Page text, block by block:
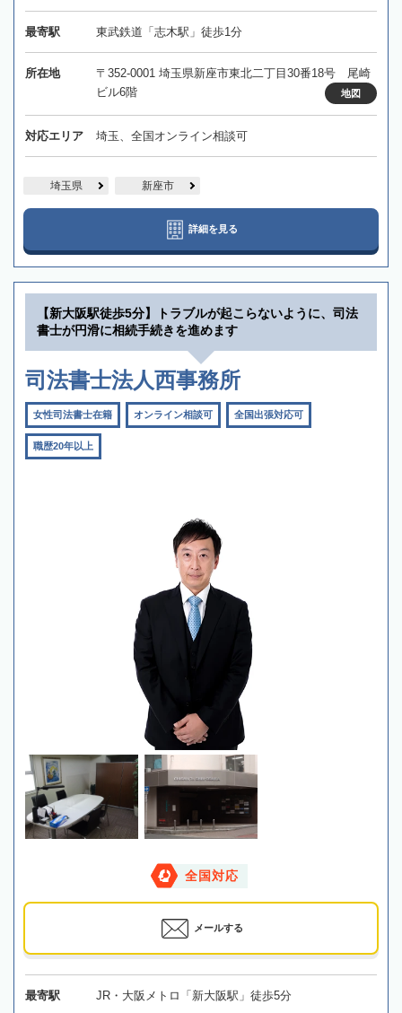
最寄駅 東武鉄道「志木駅」徒歩1分
所在地
〒352-0001 埼玉県新座市東北二丁目30番18号 尾崎
ビル6階
地図
対応エリア 埼玉、全国オンライン相談可
埼玉県 新座市
詳細を見る
【新大阪駅徒歩5分】トラブルが起こらないように、司法
書士が円滑に相続手続きを進めます
司法書士法人西事務所
女性司法書士在籍 オンライン相談可 全国出張対応可
職歴20年以上
全国対応
メールする
最寄駅 JR・大阪メトロ「新大阪駅」徒歩5分